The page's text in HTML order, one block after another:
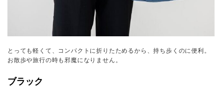
とっても軽くて、コンパクトに折りたためるから、持ち歩くのに便利。
お散歩や旅行の時も邪魔になりません。
ブラック